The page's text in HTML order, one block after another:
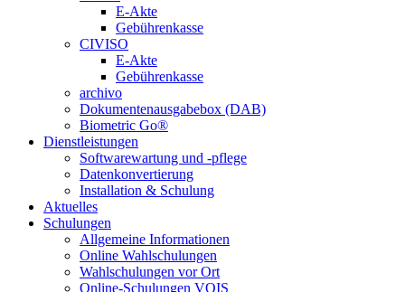
E-Akte
Gebührenkasse
CIVISO
E-Akte
Gebührenkasse
archivo
Dokumentenausgabebox (DAB)
Biometric Go®
Dienstleistungen
Softwarewartung und -pflege
Datenkonvertierung
Installation & Schulung
Aktuelles
Schulungen
Allgemeine Informationen
Online Wahlschulungen
Wahlschulungen vor Ort
Online-Schulungen VOIS